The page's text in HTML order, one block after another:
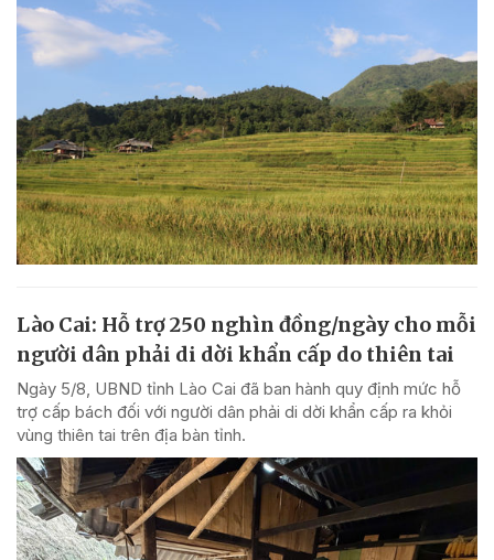
Lào Cai: Hỗ trợ 250 nghìn đồng/ngày cho mỗi
người dân phải di dời khẩn cấp do thiên tai
Ngày 5/8, UBND tỉnh Lào Cai đã ban hành quy định mức hỗ
trợ cấp bách đối với người dân phải di dời khẩn cấp ra khỏi
vùng thiên tai trên địa bàn tỉnh.